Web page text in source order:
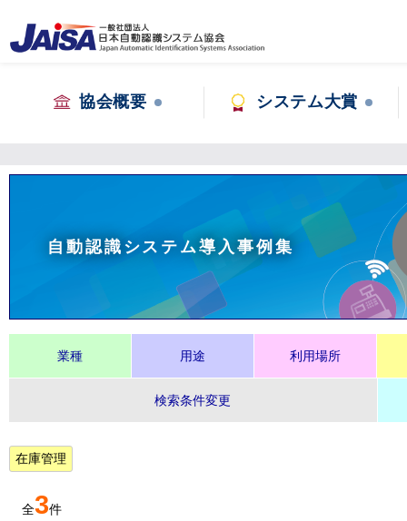
協会概要 システム大賞
自動認識システム導入事例集
業種 用途 利用場所
検索条件変更
在庫管理
全3件